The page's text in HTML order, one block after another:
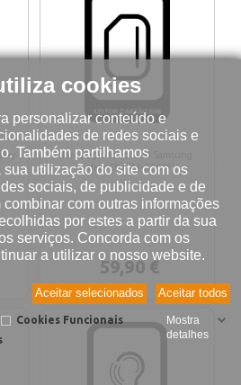
cookies
personalizar conteúdo e
de redes sociais e
Também partilhamos
utilização do site com os
sociais, de publicidade e de
com outras informações
por estes a partir da sua
serviços. Concorda com os
a utilizar o nosso website.
Aceitar todos
Aceitar selecionados
Cookies Funcionais
Mostra
detalhes
Reparação leitor SIM Samsung
Galaxy S9 (SM-G960F)
59,90 €